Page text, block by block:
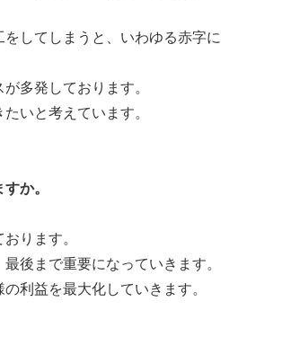
してしまうと、いわゆる赤字に
多発しております。
いと考えています。
か。
ります。
後まで重要になっていきます。
利益を最大化していきます。